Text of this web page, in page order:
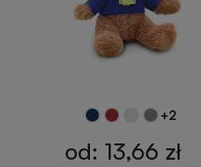
+2
od: 13,66 zł